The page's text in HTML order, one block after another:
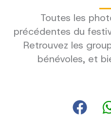
Toutes les
précédentes du
Retrouvez les
bénévoles, et